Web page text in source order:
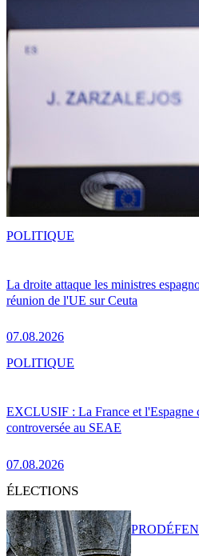
La droite attaque les ministres
réunion de l'UE sur Ceuta
07.08.2026
POLITIQUE
EXCLUSIF : La France et l'Espagne
controversée au SEAE
07.08.2026
POLITIQUE
ÉLECTIONS
PRO